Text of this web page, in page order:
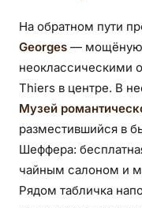
На обратном пути
Georges — мощёную
неоклассическими
Thiers в центре. В
Музей
разместившийся в
Шеффера:
чайным салоном и
Рядом табличка